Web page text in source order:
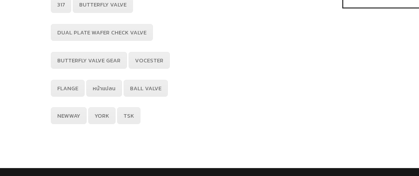
317 BUTTERFLY VALVE
DUAL PLATE WAFER CHECK VALVE
BUTTERFLY VALVE GEAR VOCESTER
FLANGE หน้าแปลน BALL VALVE
NEWWAY YORK TSK